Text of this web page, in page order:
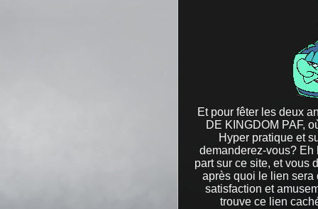
Et pour fêter les deux
DE KINGDOM PAF,
Hyper pratique et
demanderez-vous? Eh
part sur ce site, et vous
après quoi le lien sera
satisfaction et
trouve ce lien